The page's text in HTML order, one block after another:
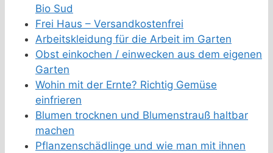
Bio Sud
Frei Haus – Versandkostenfrei
Arbeitskleidung für die Arbeit im Garten
Obst einkochen / einwecken aus dem eigenen
Garten
Wohin mit der Ernte? Richtig Gemüse
einfrieren
Blumen trocknen und Blumenstrauß haltbar
machen
Pflanzenschädlinge und wie man mit ihnen